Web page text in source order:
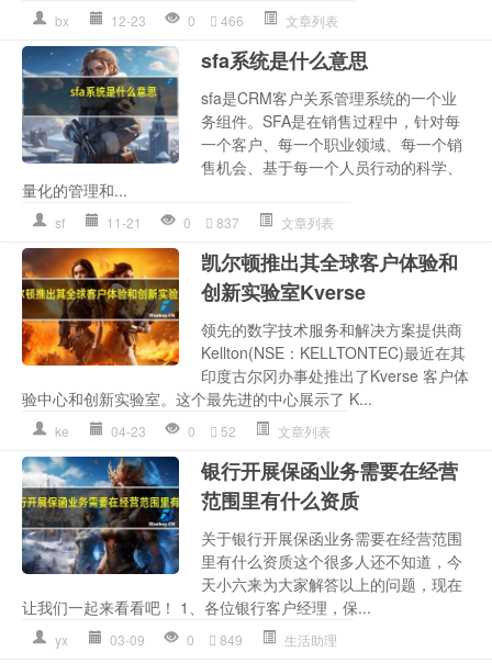
bx 12-23 0 466 文章列表
sfa系统是什么意思
sfa是CRM客户关系管理系统的一个业
务组件。SFA是在销售过程中，针对每
一个客户、每一个职业领域、每一个销
售机会、基于每一个人员行动的科学、
量化的管理和...
sf 11-21 0 837 文章列表
凯尔顿推出其全球客户体验和
创新实验室Kverse
领先的数字技术服务和解决方案提供商
Kellton(NSE：KELLTONTEC)最近在其
印度古尔冈办事处推出了Kverse 客户体
验中心和创新实验室。这个最先进的中心展示了 K...
ke 04-23 0 52 文章列表
银行开展保函业务需要在经营
范围里有什么资质
关于银行开展保函业务需要在经营范围
里有什么资质这个很多人还不知道，今
天小六来为大家解答以上的问题，现在
让我们一起来看看吧！ 1、各位银行客户经理，保...
yx 03-09 0 849 生活助理